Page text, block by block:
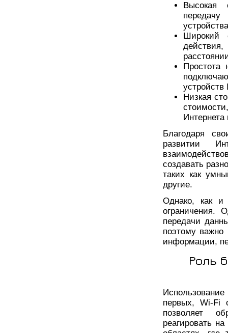
Высокая
Широкий
действия,
Простота
Низкая
Благодаря
развитии
создавать
таких как
другие.
Однако, как
ограничения.
передачи
поэтому
информации,
Роль
первых, Wi-Fi
позволяет
реагировать